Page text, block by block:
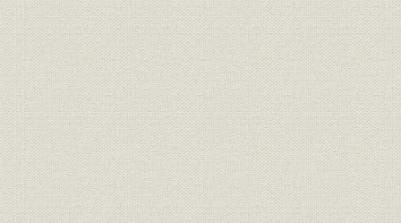
第3節 多角化と近代的マーケティングの導入
第4節 企業の国際化と海外工場の建設
第5節 業績の推移と人事・労務
第3章 経営環境変化への対応(昭和44―昭和53年)
第1節 安全性問題、石油危機と経営
第2節 研究開発・生産体制の再編と合理化